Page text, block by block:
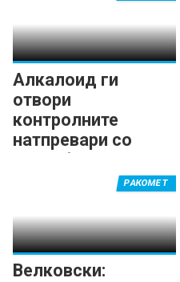
Алкалоид ги
отвори
контролните
натпревари со
триумф
Велковски:
РАКОМЕТ